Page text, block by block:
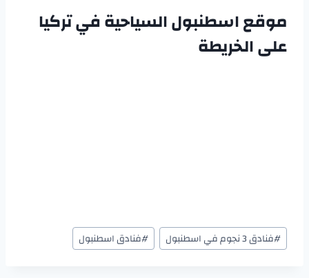
موقع اسطنبول السياحية في تركيا
على الخريطة
#فنادق 3 نجوم في اسطنبول #فنادق اسطنبول